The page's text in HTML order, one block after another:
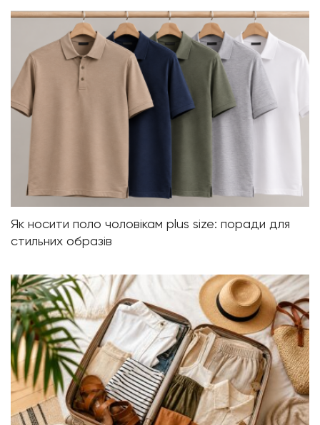
Як носити поло чоловікам plus size: поради для
стильних образів